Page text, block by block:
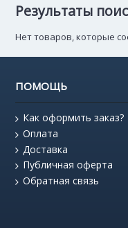
Результаты
Нет товаров, которые
ПОМОЩЬ
Как оформить заказ?
Оплата
Доставка
Публичная оферта
Обратная связь